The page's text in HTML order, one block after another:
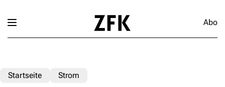
Abo
Startseite Strom